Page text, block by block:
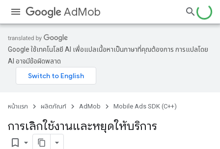
AdMob
Google ใช้เทคโนโลยี AI เพื่อแปลเนื้อหาเป็นภาษาที่คุณต้องการ การแปลโดย
AI อาจมีข้อผิดพลาด
หน้าแรก ผลิตภัณฑ์ AdMob Mobile Ads SDK (C++)
การเลิกใช้งานและหยุดให้บริการ
bookmark_border